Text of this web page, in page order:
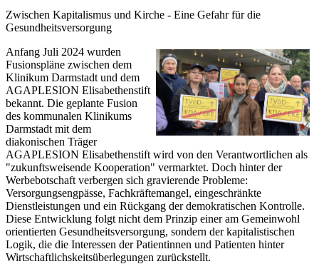
Zwischen Kapitalismus und Kirche - Eine Gefahr für die
Gesundheitsversorgung
Anfang Juli 2024 wurden
Fusionspläne zwischen dem
Klinikum Darmstadt und dem
AGAPLESION Elisabethenstift
bekannt. Die geplante Fusion
des kommunalen Klinikums
Darmstadt mit dem
diakonischen Träger
AGAPLESION Elisabethenstift wird von den Verantwortlichen als
"zukunftsweisende Kooperation" vermarktet. Doch hinter der
Werbebotschaft verbergen sich gravierende Probleme:
Versorgungsengpässe, Fachkräftemangel, eingeschränkte
Dienstleistungen und ein Rückgang der demokratischen Kontrolle.
Diese Entwicklung folgt nicht dem Prinzip einer am Gemeinwohl
orientierten Gesundheitsversorgung, sondern der kapitalistischen
Logik, die die Interessen der Patientinnen und Patienten hinter
Wirtschaftlichskeitsüberlegungen zurückstellt.